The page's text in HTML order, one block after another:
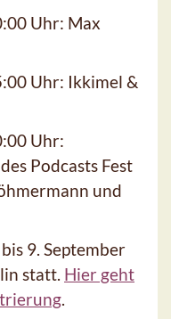
Uhr: Max
Uhr: Ikkimel &
Uhr:
Podcasts Fest
und
9. September
statt. Hier geht
.